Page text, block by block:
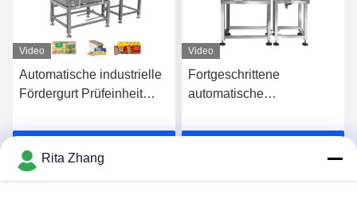
Video
Automatische industrielle
Fördergurt Prüfeinheit
Gewichtsmaschine
Gewichtswaage
Video
Fortgeschrittene
automatische
schnelle und präzise
Rita Zhang